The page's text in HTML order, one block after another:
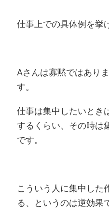
仕事上での具体例を挙
Aさんは寡黙ではあり
す。
仕事は集中したいとき
するくらい、その時は
です。
こういう人に集中した
る、というのは逆効果